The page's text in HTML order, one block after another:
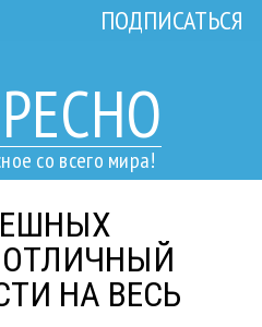
со всего мира!
ПОДПИСАТЬСЯ
НА ВЕСЬ